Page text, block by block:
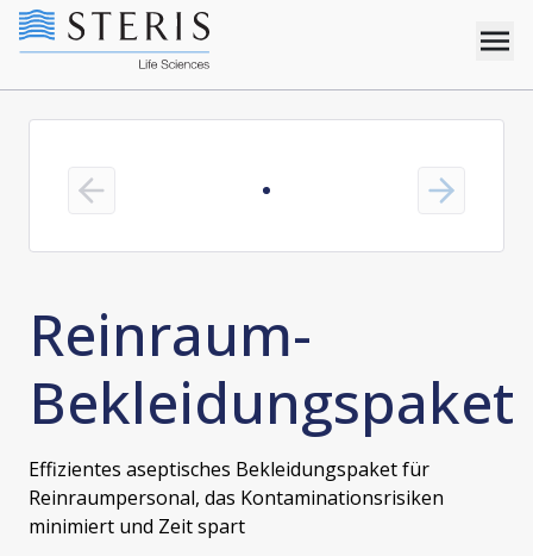
Previous slide Next slide
Reinraum-
Bekleidungspaket
Effizientes aseptisches Bekleidungspaket für
Reinraumpersonal, das Kontaminationsrisiken
minimiert und Zeit spart